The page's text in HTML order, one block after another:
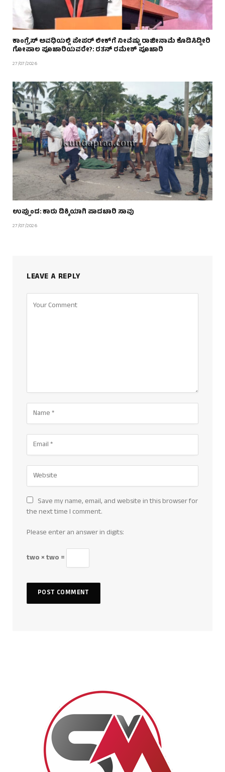
ಕಾಂಗ್ರೆಸ್ ಅವಧಿಯಲ್ಲಿ ಪೇಪರ್ ಲೀಕ್‌ಗೆ ನೀವೆಷ್ಟು ರಾಜೀನಾಮೆ ಕೊಡಿಸಿದ್ದೀರಿ
ಗೋಪಾಲ ಪೂಜಾರಿಯವರೇ?: ರತನ್ ರಮೇಶ್ ಪೂಜಾರಿ
27/07/2026
ಉಪ್ಪುಂದ: ಕಾರು ಡಿಕ್ಕಿಯಾಗಿ ಪಾದಚಾರಿ ಸಾವು
27/07/2026
LEAVE A REPLY
Save my name, email, and website in this browser for
the next time I comment.
Please enter an answer in digits:
two × two =